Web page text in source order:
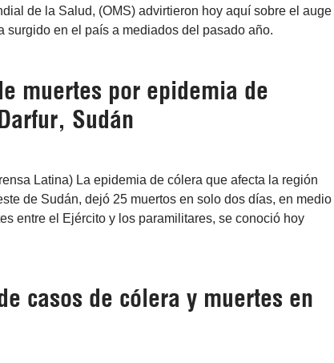
de la Salud, (OMS) advirtieron hoy aquí sobre el auge
surgido en el país a mediados del pasado año.
muertes por epidemia de
Sudán
Latina) La epidemia de cólera que afecta la región
de Sudán, dejó 25 muertos en solo dos días, en medio
entre el Ejército y los paramilitares, se conoció hoy
casos de cólera y muertes en